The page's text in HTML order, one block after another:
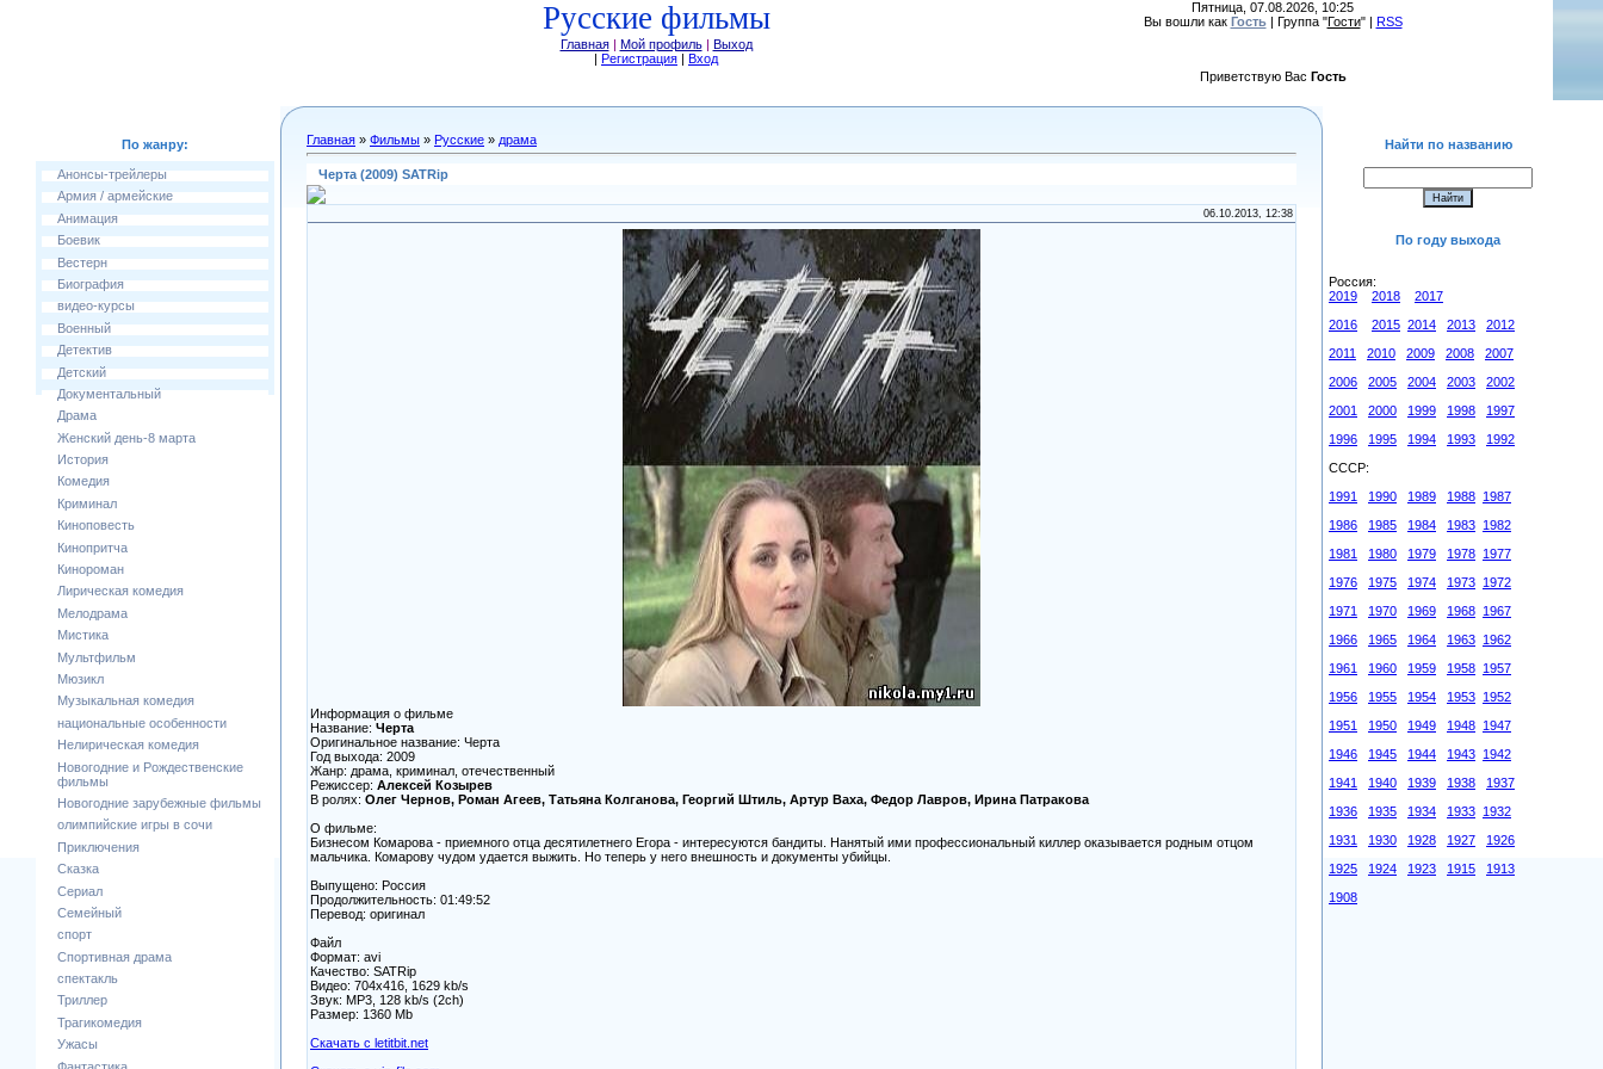
Русские фильмы
Главная| Мой профиль| Выход
| Регистрация | Вход
Пятница, 07.08.2026, 10:25
Вы вошли как Гость| Группа "Гости" | RSS
Приветствую Вас Гость
По жанру:
Анонсы-трейлеры
Армия / армейские
Анимация
Боевик
Вестерн
Биография
видео-курсы
Военный
Детектив
Детский
Документальный
Драма
Женский день-8 марта
История
Комедия
Криминал
Киноповесть
Кинопритча
Кинороман
Лирическая комедия
Мелодрама
Мистика
Мультфильм
Мюзикл
Музыкальная комедия
национальные особенности
Нелирическая комедия
Новогодние и Рождественские
фильмы
Новогодние зарубежные фильмы
олимпийские игры в сочи
Приключения
Сказка
Сериал
Семейный
спорт
Спортивная драма
спектакль
Триллер
Трагикомедия
Ужасы
Главная » Фильмы » Русские » драма
Черта (2009) SATRip
06.10.2013, 12:38
Информация о фильме
Название: Черта
Оригинальное название: Черта
Год выхода: 2009
Жанр: драма, криминал, отечественный
Режиссер: Алексей Козырев
В ролях: Олег Чернов, Роман Агеев, Татьяна Колганова, Георгий Штиль, Артур Ваха, Федор Лавров, Ирина Патракова
О фильме:
Бизнесом Комарова - приемного отца десятилетнего Егора - интересуются бандиты. Нанятый ими профессиональный киллер оказывается родным отцом
мальчика. Комарову чудом удается выжить. Но теперь у него внешность и документы убийцы.
Выпущено: Россия
Продолжительность: 01:49:52
Перевод: оригинал
Файл
Формат: avi
Качество: SATRip
Видео: 704х416, 1629 kb/s
Звук: MP3, 128 kb/s (2ch)
Размер: 1360 Mb
Скачать с letitbit.net
Найти по названию
По году выхода
Россия:
2019
2018
2017
2016
2015 2014 2013
2012
2011
2010 2009 2008
2007
2006
2005 2004 2003
2002
2001
2000 1999 1998
1997
1996
1995 1994 1993
1992
СССР:
1991
1990 1989 1988 1987
1986
1985 1984 1983 1982
1981
1980 1979 1978 1977
1976
1975 1974 1973 1972
1971
1970 1969 1968 1967
1966
1965 1964 1963 1962
1961
1960 1959 1958 1957
1956
1955 1954 1953 1952
1951
1950 1949 1948 1947
1946
1945 1944 1943 1942
1941
1940 1939 1938
1937
1936
1935 1934 1933 1932
1931
1930 1928 1927
1926
1925
1924 1923 1915
1913
1908